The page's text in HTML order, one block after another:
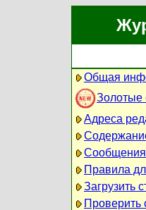
Общая
Золотые
Адреса
Сообщения
Правила
Загрузить
Проверить